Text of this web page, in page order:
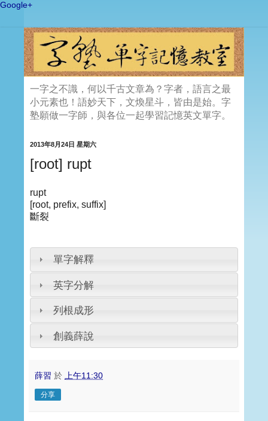
Google+
一字之不識，何以千古文章為？字者，語言之最
小元素也！語妙天下，文煥星斗，皆由是始。字
塾願做一字師，與各位一起學習記憶英文單字。
2013年8月24日 星期六
[root] rupt
rupt
[root, prefix, suffix]
斷裂
單字解釋
英字分解
列根成形
創義薛說
薛習 於 上午11:30
分享